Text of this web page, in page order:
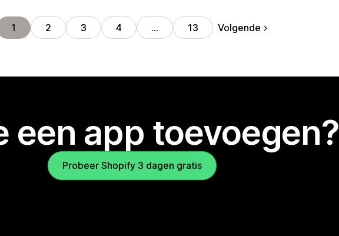
1 2 3 4 … 13 Volgende
een app toevoegen?
Probeer Shopify 3 dagen gratis